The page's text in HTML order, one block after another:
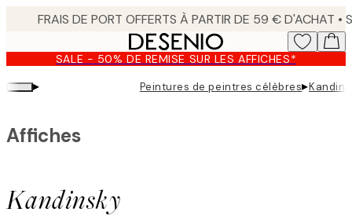
content.SALE - 50% DE REMISE SUR LES AFFICHES*
▸ Peintures de peintres célèbres▸
Kandinsky
Affiches